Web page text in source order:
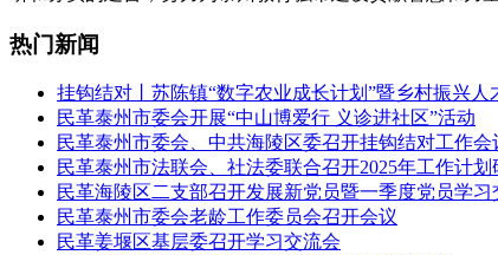
热门新闻
挂钩结对丨苏陈镇“数字农业成长计划”暨乡村振兴人
民革泰州市委会开展“中山博爱行 义诊进社区”活动
民革泰州市委会、中共海陵区委召开挂钩结对工作会
民革泰州市法联会、社法委联合召开2025年工作计划
民革海陵区二支部召开发展新党员暨一季度党员学习
民革泰州市委会老龄工作委员会召开会议
民革姜堰区基层委召开学习交流会